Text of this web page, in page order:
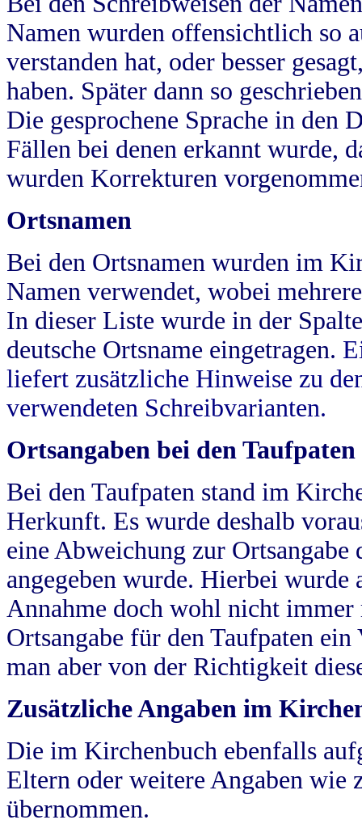
Namen wurden offensichtlich so
verstanden hat, oder besser
haben. Später dann so
Die gesprochene Sprache in
Fällen bei denen erkannt wurde,
wurden Korrekturen
Ortsnamen
Bei den Ortsnamen wurden im
Namen verwendet, wobei
In dieser Liste wurde in der
deutsche Ortsname eingetragen.
liefert zusätzliche Hinweise zu
verwendeten Schreibvarianten.
Ortsangaben bei den Taufpaten
Bei den Taufpaten stand im
Herkunft. Es wurde deshalb
eine Abweichung zur
angegeben wurde. Hierbei wurde
Annahme doch wohl nicht
Ortsangabe für den Taufpaten
man aber von der Richtigkeit
Zusätzliche Angaben im
Die im Kirchenbuch ebenfalls
Eltern oder weitere Angaben wie
übernommen.